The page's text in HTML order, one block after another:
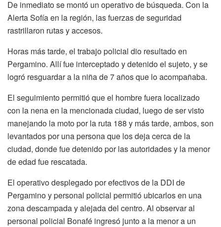
De inmediato se montó un operativo de búsqueda. Con la
Alerta Sofía en la región, las fuerzas de seguridad
rastrillaron rutas y accesos.
Horas más tarde, el trabajo policial dio resultado en
Pergamino. Allí fue interceptado y detenido el sujeto, y se
logró resguardar a la niña de 7 años que lo acompañaba.
El seguimiento permitió que el hombre fuera localizado
con la nena en la mencionada ciudad, luego de ser visto
manejando la moto por la ruta 188 y más tarde, ambos, son
levantados por una persona que los deja cerca de la
ciudad, donde fue detenido por las autoridades y la menor
de edad fue rescatada.
El operativo desplegado por efectivos de la DDI de
Pergamino y personal policial permitió ubicarlos en una
zona descampada y alejada del centro. Al observar al
personal policial Bonafé ingresó junto a la menor a un